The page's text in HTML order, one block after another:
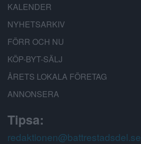
KALENDER
NYHETSARKIV
FÖRR OCH NU
KÖP-BYT-SÄLJ
ÅRETS LOKALA FÖRETAG
ANNONSERA
Tipsa:
redaktionen@battrestadsdel.se